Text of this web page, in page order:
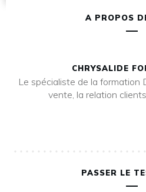
A PROPOS
CHRYSALIDE
Le spécialiste de la formation
vente, la relation
PASSER LE